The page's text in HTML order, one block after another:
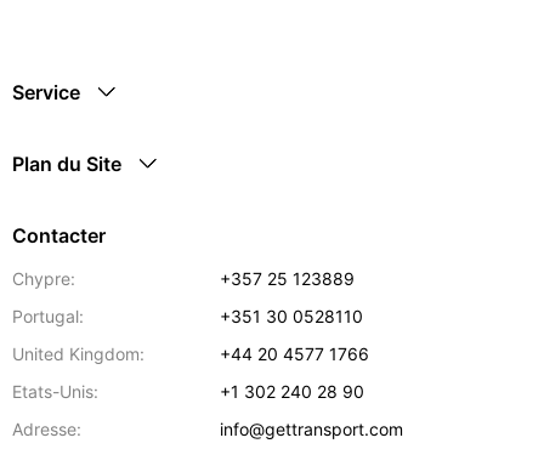
Service
Plan du Site
Contacter
Chypre:
+357 25 123889
Portugal:
+351 30 0528110
United Kingdom:
+44 20 4577 1766
Etats-Unis:
+1 302 240 28 90
Adresse:
info@gettransport.com